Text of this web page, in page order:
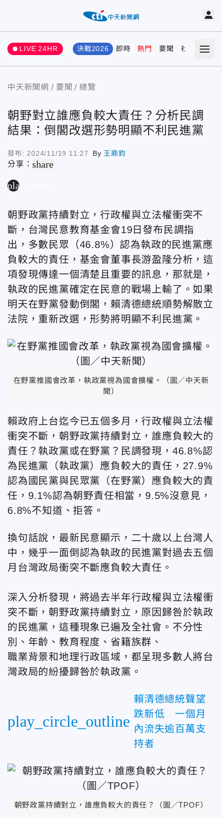
LIVE 24HR 決戰2026 即時 熱門 要聞 社會 娛樂
中天新聞網 要聞 總覽
朝野對立誰應負較大責任？分析民調
結果：倒閣改選形勢明顯不利民進黨
發布: 2024/11/19 11:27 By 王鼎鈞
分享：share
play_arrow
朝野政黨持續對立，行政權與立法權衝突不
斷，台灣民意教育基金會19日發布民調指
出，多數民眾（46.8%）認為執政的民進黨應
負較大的責任，基金會董事長游盈隆分析，這
項發現傳達一個清楚且重要的訊息，那就是，
執政的民進黨確定在民意的戰場上輸了。如果
明天在野黨發動倒閣，賴清德總統順勢解散立
法院，重新改選，形勢將明顯不利民進黨。
在野黨推國會改革，執政黨視為國會擴權。（圖／中天新
聞）
賴政府上台迄今已五個多月，行政權與立法權
衝突不斷，朝野政黨持續對立，誰應負較大的
責任？執政黨或在野黨？民調發現，46.8%認
為民進黨（執政黨）應負較大的責任，27.9%
認為國民黨與民眾黨（在野黨）應負較大的責
任，9.1%認為朝野責任相當，9.5%沒意見，
6.8%不知道、拒答。
換句話說，最新民意顯示，二十歲以上台灣人
中，幾乎一面倒認為執政的民進黨對過去五個
月台灣政局衝突不斷應負較大責任。
深入分析發現，將過去半年行政權與立法權衝
突不斷，朝野政黨持續對立，原因歸咎於執政
的民進黨，這種現象已遍及全社會。不分性
別、年齡、教育程度、省籍族群、
職業背景和地理行政區域，都呈現多數人將台
灣政局的紛擾歸咎於執政黨。
play_circle_outline
賴清德總統聲望
跌新低 一個月
內流失逾百萬支
持者
朝野政黨持續對立，誰應負較大的責任？（圖／TPOF）